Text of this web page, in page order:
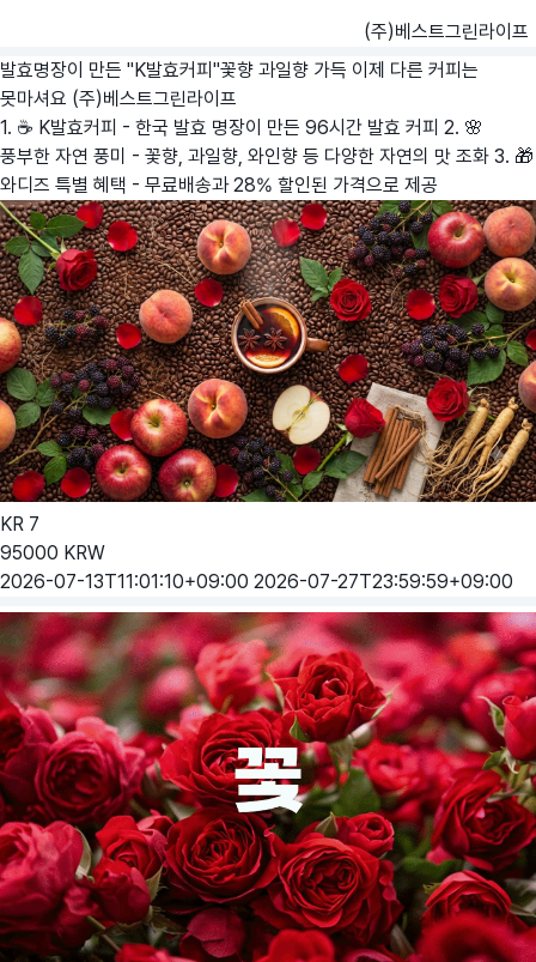
(주)베스트그린라이프
발효명장이 만든 "K발효커피"꽃향 과일향 가득 이제 다른 커피는
못마셔요 (주)베스트그린라이프
1. ☕ K발효커피 - 한국 발효 명장이 만든 96시간 발효 커피 2. 🌸
풍부한 자연 풍미 - 꽃향, 과일향, 와인향 등 다양한 자연의 맛 조화 3. 🎁
와디즈 특별 혜택 - 무료배송과 28% 할인된 가격으로 제공
KR 7
95000 KRW
2026-07-13T11:01:10+09:00 2026-07-27T23:59:59+09:00